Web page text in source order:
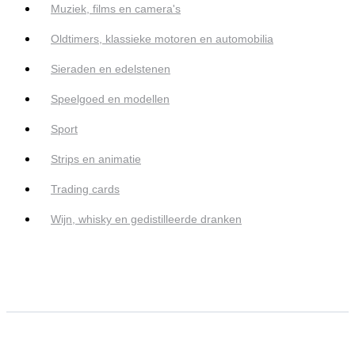
Muziek, films en camera's
Oldtimers, klassieke motoren en automobilia
Sieraden en edelstenen
Speelgoed en modellen
Sport
Strips en animatie
Trading cards
Wijn, whisky en gedistilleerde dranken